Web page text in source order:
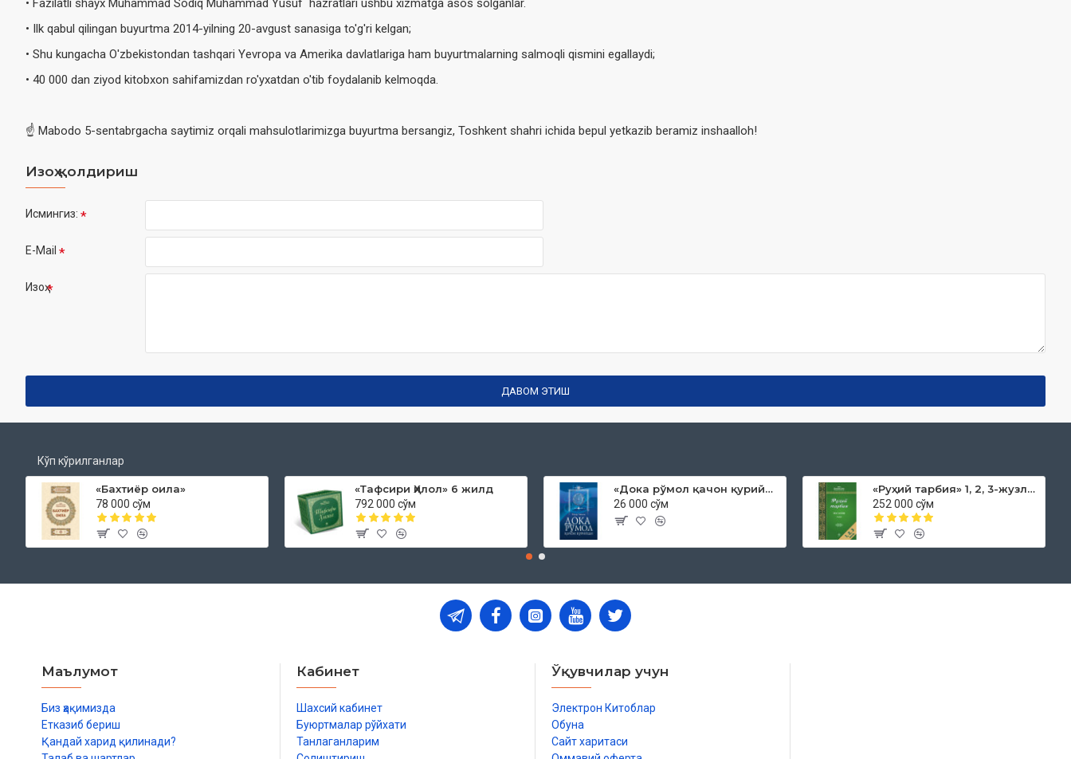
• Ilk qabul qilingan buyurtma 2014-yilning 20-avgust sanasiga to'g'ri kelgan;
• Shu kungacha O'zbekistondan tashqari Yevropa va Amerika davlatlariga ham buyurtmalarning salmoqli qismini egallaydi;
• 40 000 dan ziyod kitobxon sahifamizdan ro'yxatdan o'tib foydalanib kelmoqda.
☝️ Mabodo 5-sentabrgacha saytimiz orqali mahsulotlarimizga buyurtma bersangiz, Toshkent shahri ichida bepul yetkazib beramiz inshaalloh!
Изоҳ қолдириш
Исмингиз:
E-Mail
Изоҳ
ДАВОМ ЭТИШ
Кўп кўрилганлар
«Бахтиёр оила»
78 000 сўм
«Тафсири Ҳилол» 6 жилд
792 000 сўм
«Дока рўмол қачон қурийди»
26 000 сўм
«Руҳий тарбия» 1, 2, 3-жузлар
252 000 сўм
Маълумот
Биз ҳақимизда
Етказиб бериш
Қандай харид қилинади?
Кабинет
Шахсий кабинет
Буюртмалар рўйхати
Танлаганларим
Ўқувчилар учун
Электрон Китоблар
Обуна
Сайт харитаси